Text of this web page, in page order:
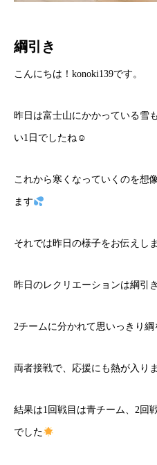
綱引き
こんにちは！konoki139です。
昨日は富士山にかかっている雪
い1日でしたね☺
これから寒くなっていくのを想
ます
それでは昨日の様子をお伝えしま
昨日のレクリエーションは綱引
2チームに分かれて思いっきり
両者接戦で、応援にも熱が入り
結果は1回戦目は青チーム、2回
でした